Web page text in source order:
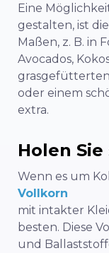
Eine
gestalten, ist
Maßen, z. B. in
Avocados,
oder einem
extra.
Holen
Wenn es um
Vollkorn
mit intakter
besten. Diese
und